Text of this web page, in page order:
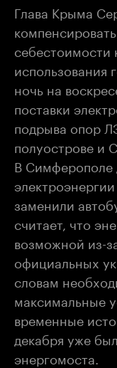
Глава Крыма
себестоимости
использования
ночь на
поставки
подрыва опор
полуострове и
В Симферополе
заменили
считает, что
возможной из-
официальных
словам
максимальные
временные
декабря уже
энергомоста.